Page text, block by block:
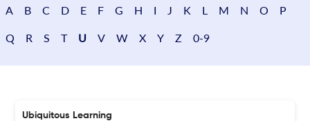
A B C D E F G H I J K L M N O P
Q R S T U V W X Y Z 0-9
Ubiquitous Learning